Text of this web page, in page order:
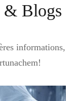
& Blogs
informations,